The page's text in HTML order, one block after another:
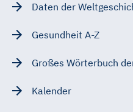
Daten der
Gesundheit A-Z
Großes Wörterbuch
Kalender